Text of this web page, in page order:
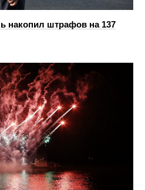
накопил штрафов на 137